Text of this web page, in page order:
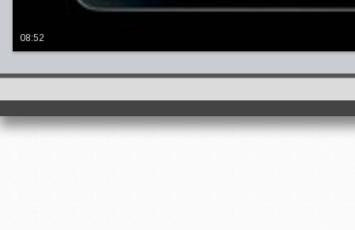
08:52